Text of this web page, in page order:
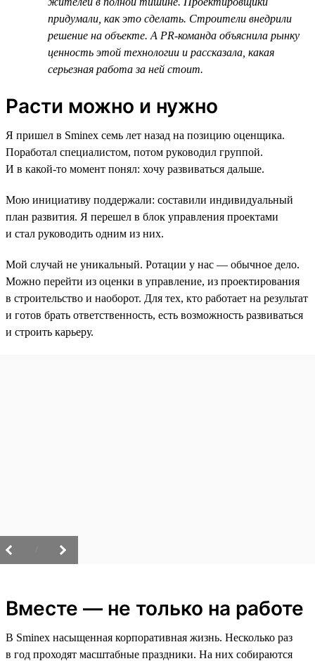
придумали, как это сделать. Строители внедрили
решение на объекте. А PR-команда объяснила рынку
ценность этой технологии и рассказала, какая
серьезная работа за ней стоит.
Расти можно и нужно
Я пришел в Sminex семь лет назад на позицию оценщика.
Поработал специалистом, потом руководил группой.
И в какой-то момент понял: хочу развиваться дальше.
Мою инициативу поддержали: составили индивидуальный
план развития. Я перешел в блок управления проектами
и стал руководить одним из них.
Мой случай не уникальный. Ротации у нас — обычное дело.
Можно перейти из оценки в управление, из проектирования
в строительство и наоборот. Для тех, кто работает на результат
и готов брать ответственность, есть возможность развиваться
и строить карьеру.
Вместе — не только на работе
В Sminex насыщенная корпоративная жизнь. Несколько раз
в год проходят масштабные праздники. На них собираются